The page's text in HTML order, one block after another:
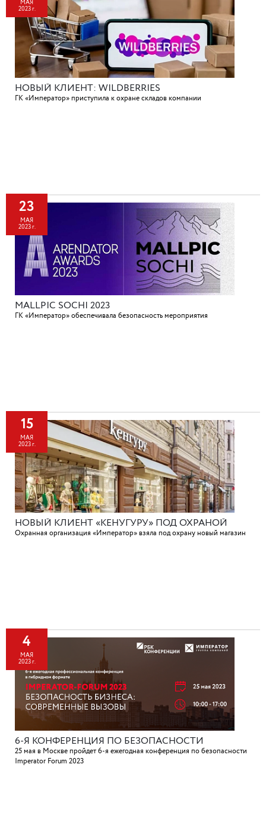
МАЯ
2023 г.
НОВЫЙ КЛИЕНТ: WILDBERRIES
ГК «Император» приступила к охране складов компании
23
МАЯ
2023 г.
MALLPIC SOCHI 2023
ГК «Император» обеспечивала безопасность мероприятия
15
МАЯ
2023 г.
НОВЫЙ КЛИЕНТ «КЕНУГУРУ» ПОД ОХРАНОЙ
Охранная организация «Император» взяла под охрану новый магазин
4
МАЯ
2023 г.
6-Я КОНФЕРЕНЦИЯ ПО БЕЗОПАСНОСТИ
25 мая в Москве пройдет 6-я ежегодная конференция по безопасности
Imperator Forum 2023